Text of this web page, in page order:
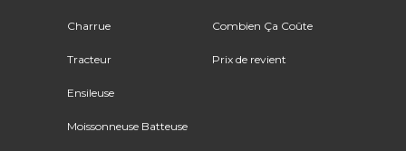
Charrue
Tracteur
Ensileuse
Moissonneuse Batteuse
Combien Ça Coûte
Prix de revient